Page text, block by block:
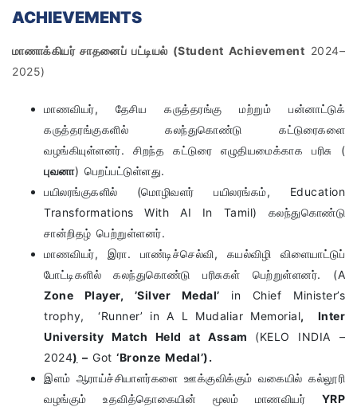
ACHIEVEMENTS
மாணாக்கியர்சாதனைப் பட்டியல் (Student Achievement 2024–
2025)
மாணவியர், தேசிய கருத்தரங்கு மற்றும் பன்னாட்டுக்
கருத்தரங்குகளில் கலந்துகொண்டு கட்டுரைகளை
வழங்கியுள்ளனர். சிறந்த கட்டுரை எழுதியமைக்காக பரிசு (
புவனா) பெறப்பட்டுள்ளது.
பயிலரங்குகளில் (மொழிவளர் பயிலரங்கம், Education
Transformations With AI In Tamil) கலந்துகொண்டு
சான்றிதழ் பெற்றுள்ளனர்.
மாணவியர், இரா. பாண்டிச்செல்வி, கயல்விழி விளையாட்டுப்
போட்டிகளில் கலந்துகொண்டு பரிசுகள் பெற்றுள்ளனர். (A
Zone Player, ’Silver Medal’ in Chief Minister’s
trophy, ‘Runner’ in A L Mudaliar Memorial,
Inter
University Match Held at Assam (KELO INDIA –
2024) – Got ‘Bronze Medal’).
இளம் ஆராய்ச்சியாளர்களை ஊக்குவிக்கும் வகையில் கல்லூரி
வழங்கும் உதவித்தொகையின் மூலம் மாணவியர் YRP